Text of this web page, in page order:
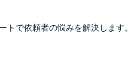
トで依頼者の悩みを解決します。